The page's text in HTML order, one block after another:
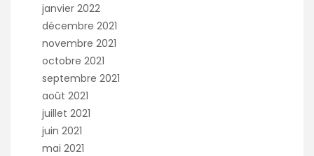
janvier 2022
décembre 2021
novembre 2021
octobre 2021
septembre 2021
août 2021
juillet 2021
juin 2021
mai 2021